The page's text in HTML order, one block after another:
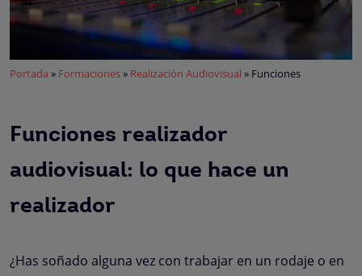
Portada » Formaciones» Realización Audiovisual » Funciones
Funciones realizador
audiovisual: lo que hace un
realizador
¿Has soñado alguna vez con trabajar en un rodaje o en